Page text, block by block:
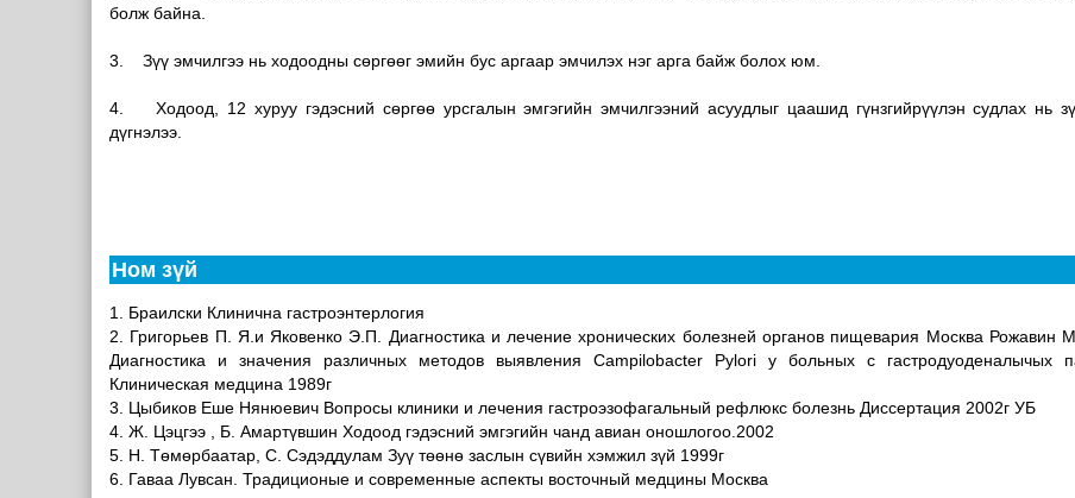
болж байна.
3. Зүү эмчилгээ нь ходоодны сөргөөг эмийн бус аргаар эмчилэх нэг арга байж болох юм.
4. Ходоод, 12 хуруу гэдэсний сөргөө урсгалын эмгэгийн эмчилгээний асуудлыг цаашид гүнзгийрүүлэн судлах нь
дүгнэлээ.
Ном зүй
1. Браилски Клинична гастроэнтерлогия
2. Григорьев П. Я.и Яковенко Э.П. Диагностика и лечение хронических болезней органов пищевария Москва Рожавин
Диагностика и значения различных методов выявления Campilobacter Pylori у больных с гастродуоденалычых
Клиническая медцина 1989г
3. Цыбиков Еше Нянюевич Вопросы клиники и лечения гастроэзофагальный рефлюкс болезнь Диссертация 2002г УБ
4. Ж. Цэцгээ , Б. Амартүвшин Ходоод гэдэсний эмгэгийн чанд авиан оношлогоо.2002
5. Н. Төмөрбаатар, С. Сэдэддулам Зуү төөнө заслын сүвийн хэмжил зүй 1999г
6. Гаваа Лувсан. Традиционые и современные аспекты восточный медцины Москва